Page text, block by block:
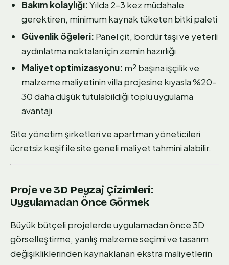
Bakım kolaylığı:Yılda 2–3 kez müdahale
gerektiren, minimum kaynak tüketen bitki paleti
Güvenlik öğeleri: Panel çit, bordür taşı ve yeterli
aydınlatma noktaları için zemin hazırlığı
Maliyet optimizasyonu: m² başına işçilik ve
malzeme maliyetinin villa projesine kıyasla %20–
30 daha düşük tutulabildiği toplu uygulama
avantajı
Site yönetim şirketleri ve apartman yöneticileri
ücretsiz keşif ile site geneli maliyet tahmini alabilir.
Proje ve 3D Peyzaj Çizimleri:
Uygulamadan Önce Görmek
Büyük bütçeli projelerde uygulamadan önce 3D
görselleştirme, yanlış malzeme seçimi ve tasarım
değişikliklerinden kaynaklanan ekstra maliyetlerin